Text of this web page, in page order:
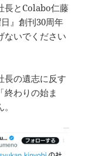
長とColabo仁藤
』創刊30周年
いでください
長の遺志に反す
終わりの始ま